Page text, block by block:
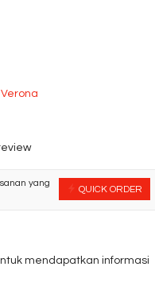
QUICK ORDER
yang
mendapatkan informasi